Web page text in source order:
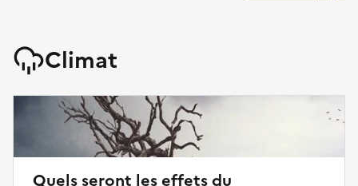
Climat
Quels seront les effets du